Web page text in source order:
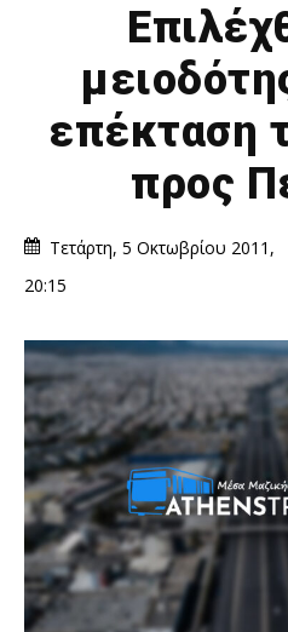
επέκταση
προς
Τετάρτη, 5 Οκτωβρίου 2011,
20:15